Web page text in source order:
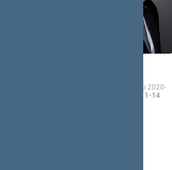
Seimo narys nuo 2020-
iki 2024-11-14